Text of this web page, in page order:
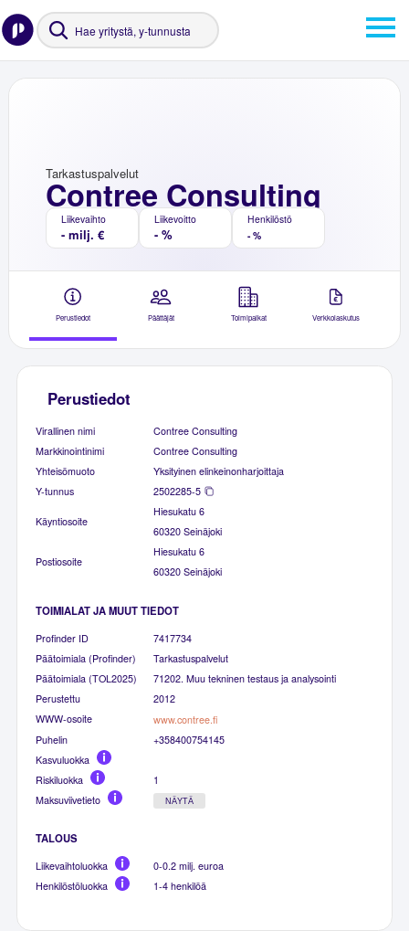
Contree Consulting
Tarkastuspalvelut
Liikevaihto
- milj. €
Liikevoitto
- %
Henkilöstö
- %
Perustiedot Päättäjät Toimipaikat Verkkolaskutus
Perustiedot
Virallinen nimi
Contree Consulting
Markkinointinimi
Contree Consulting
Yhteisömuoto
Yksityinen elinkeinonharjoittaja
Y-tunnus
2502285-5
Käyntiosoite
Hiesukatu 6
60320 Seinäjoki
Postiosoite
Hiesukatu 6
60320 Seinäjoki
TOIMIALAT JA MUUT TIEDOT
Profinder ID
7417734
Päätoimiala (Profinder)
Tarkastuspalvelut
Päätoimiala (TOL2025)
71202. Muu tekninen testaus ja analysointi
Perustettu
2012
WWW-osoite
www.contree.fi
Puhelin
+358400754145
Kasvuluokka
Riskiluokka
1
Maksuviivetieto
NÄYTÄ
TALOUS
Liikevaihtoluokka
0-0.2 milj. euroa
Henkilöstöluokka
1-4 henkilöä